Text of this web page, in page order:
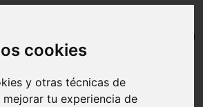
cookies
y otras técnicas de
tu experiencia de
de pesca de salmón: ¿Cuándo comienza
de salmón: ¿Cuándo